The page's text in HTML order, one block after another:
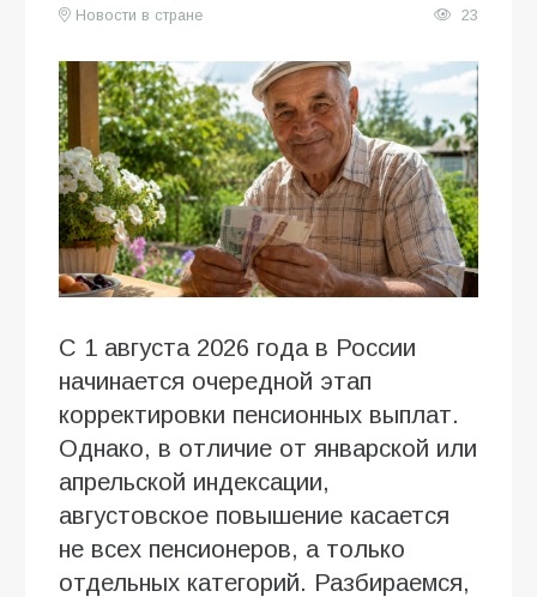
Новости в стране
23
С 1 августа 2026 года в России
начинается очередной этап
корректировки пенсионных выплат.
Однако, в отличие от январской или
апрельской индексации,
августовское повышение касается
не всех пенсионеров, а только
отдельных категорий. Разбираемся,